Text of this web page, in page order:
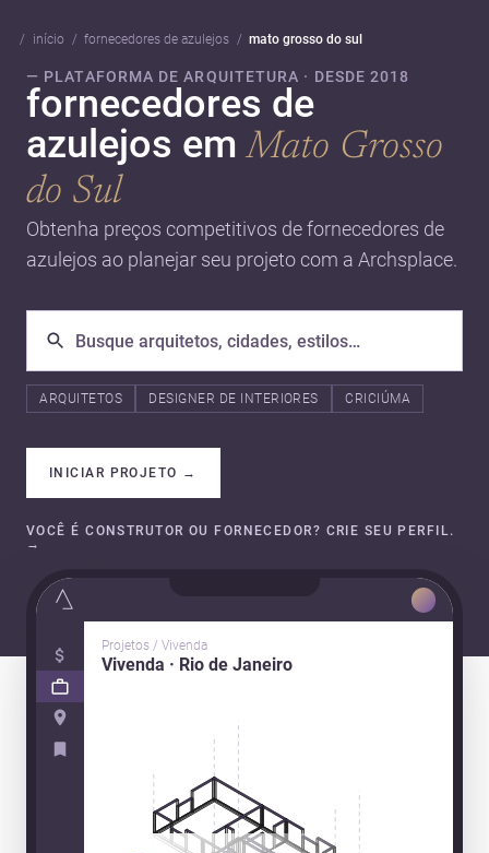
início fornecedores de azulejos mato grosso do sul
— PLATAFORMA DE ARQUITETURA · DESDE 2018
fornecedores de
azulejos emMato Grosso
do Sul
Obtenha preços competitivos de fornecedores de
azulejos ao planejar seu projeto com a Archsplace.
ARQUITETOS DESIGNER DE INTERIORES CRICIÚMA
INICIAR PROJETO →
VOCÊ É CONSTRUTOR OU FORNECEDOR? CRIE SEU PERFIL.
→
Projetos / Vivenda
Vivenda · Rio de Janeiro